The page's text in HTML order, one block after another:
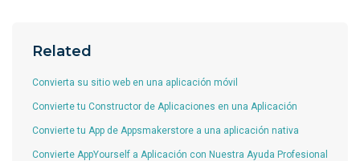
Related
Convierta su sitio web en una aplicación móvil
Convierte tu Constructor de Aplicaciones en una Aplicación
Convierte tu App de Appsmakerstore a una aplicación nativa
Convierte AppYourself a Aplicación con Nuestra Ayuda Profesional